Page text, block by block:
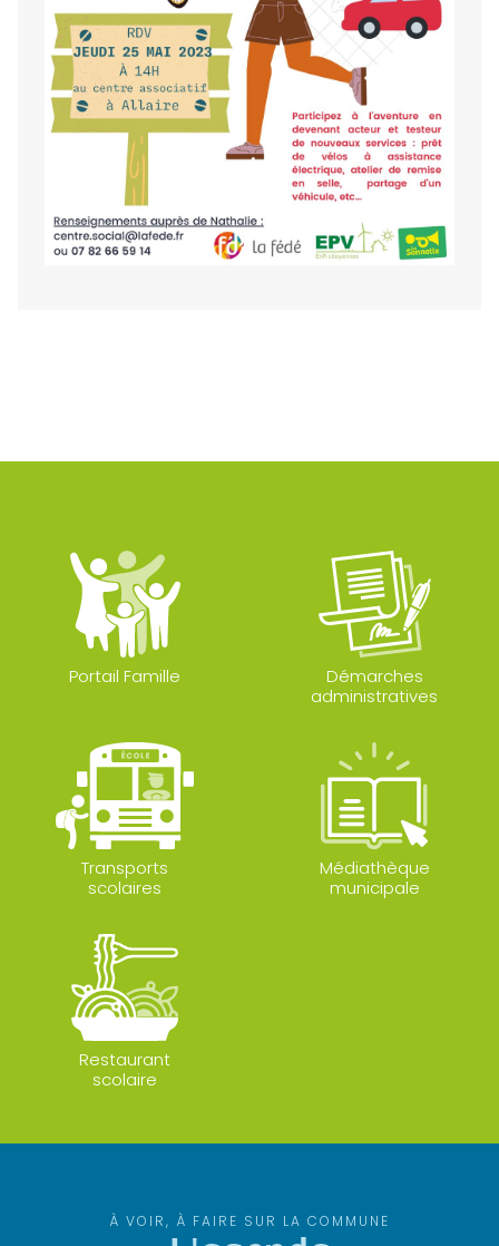
Portail Famille
Démarches
administratives
Transports
scolaires
Médiathèque
municipale
Restaurant
scolaire
À VOIR, À FAIRE SUR LA COMMUNE